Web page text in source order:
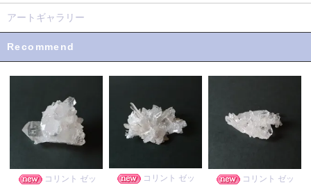
アートギャラリー
Recommend
コリント ゼッ
コリント ゼッ
コリント ゼッ